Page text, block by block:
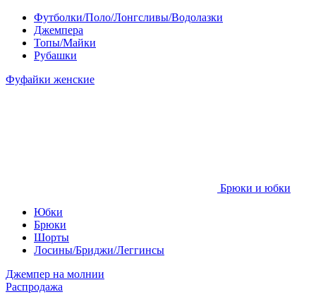
Футболки/Поло/Лонгсливы/Водолазки
Джемпера
Топы/Майки
Рубашки
Фуфайки женские
Брюки и юбки
Юбки
Брюки
Шорты
Лосины/Бриджи/Леггинсы
Джемпер на молнии
Распродажа